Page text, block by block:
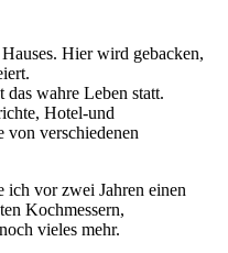
Hier wird gebacken,
wahre Leben statt.
Hotel-und
von verschiedenen
ich vor zwei Jahren einen
Kochmessern,
vieles mehr.